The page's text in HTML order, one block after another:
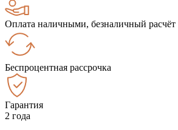
Оплата наличными, безналичный расчёт
Беспроцентная рассрочка
Гарантия
2 года